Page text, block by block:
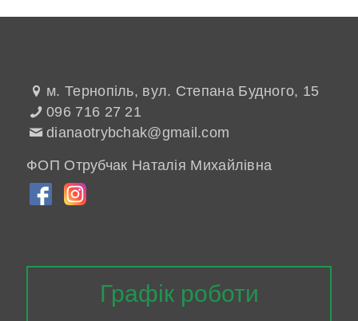
м. Тернопіль, вул. Степана Будного, 15
096 716 27 21
dianaotrybchak@gmail.com
ФОП Отрубчак Наталія Михайлівна
Графік роботи